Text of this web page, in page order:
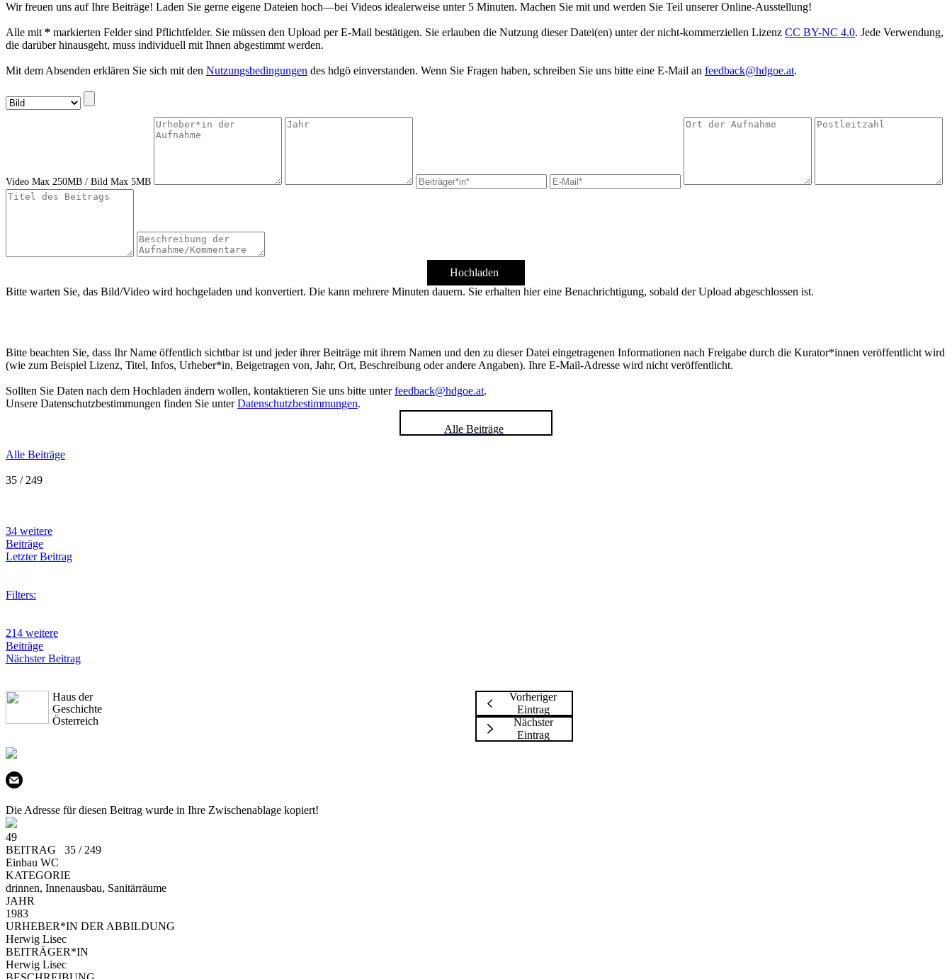
Wir freuen uns auf Ihre Beiträge! Laden Sie gerne eigene Dateien hoch—bei Videos idealerweise unter 5 Minuten. Machen Sie mit und werden Sie Teil unserer Online-Ausstellung!
Alle mit * markierten Felder sind Pflichtfelder. Sie müssen den Upload per E-Mail bestätigen. Sie erlauben die Nutzung dieser Datei(en) unter der nicht-kommerziellen Lizenz CC BY-NC 4.0. Jede Verwendung,
die darüber hinausgeht, muss individuell mit Ihnen abgestimmt werden.
Mit dem Absenden erklären Sie sich mit den Nutzungsbedingungen des hdgö einverstanden. Wenn Sie Fragen haben, schreiben Sie uns bitte eine E-Mail an feedback@hdgoe.at.
Video Max 250MB / Bild Max 5MB
Hochladen
Bitte warten Sie, das Bild/Video wird hochgeladen und konvertiert. Die kann mehrere Minuten dauern. Sie erhalten hier eine Benachrichtigung, sobald der Upload abgeschlossen ist.
Bitte beachten Sie, dass Ihr Name öffentlich sichtbar ist und jeder ihrer Beiträge mit ihrem Namen und den zu dieser Datei eingetragenen Informationen nach Freigabe durch die Kurator*innen veröffentlicht wird
(wie zum Beispiel Lizenz, Titel, Infos, Urheber*in, Beigetragen von, Jahr, Ort, Beschreibung oder andere Angaben). Ihre E-Mail-Adresse wird nicht veröffentlicht.
Sollten Sie Daten nach dem Hochladen ändern wollen, kontaktieren Sie uns bitte unterfeedback@hdgoe.at.
Unsere Datenschutzbestimmungen finden Sie unterDatenschutzbestimmungen.
Alle Beiträge
Alle Beiträge
35 / 249
34 weitere
Beiträge
Letzter Beitrag
Filters:
214 weitere
Beiträge
Nächster Beitrag
Haus der
Geschichte
Österreich
Vorheriger
Eintrag
Nächster
Eintrag
Die Adresse für diesen Beitrag wurde in Ihre Zwischenablage kopiert!
49
BEITRAG 35 / 249
Einbau WC
KATEGORIE
drinnen, Innenausbau, Sanitärräume
JAHR
1983
URHEBER*IN DER ABBILDUNG
Herwig Lisec
BEITRÄGER*IN
Herwig Lisec